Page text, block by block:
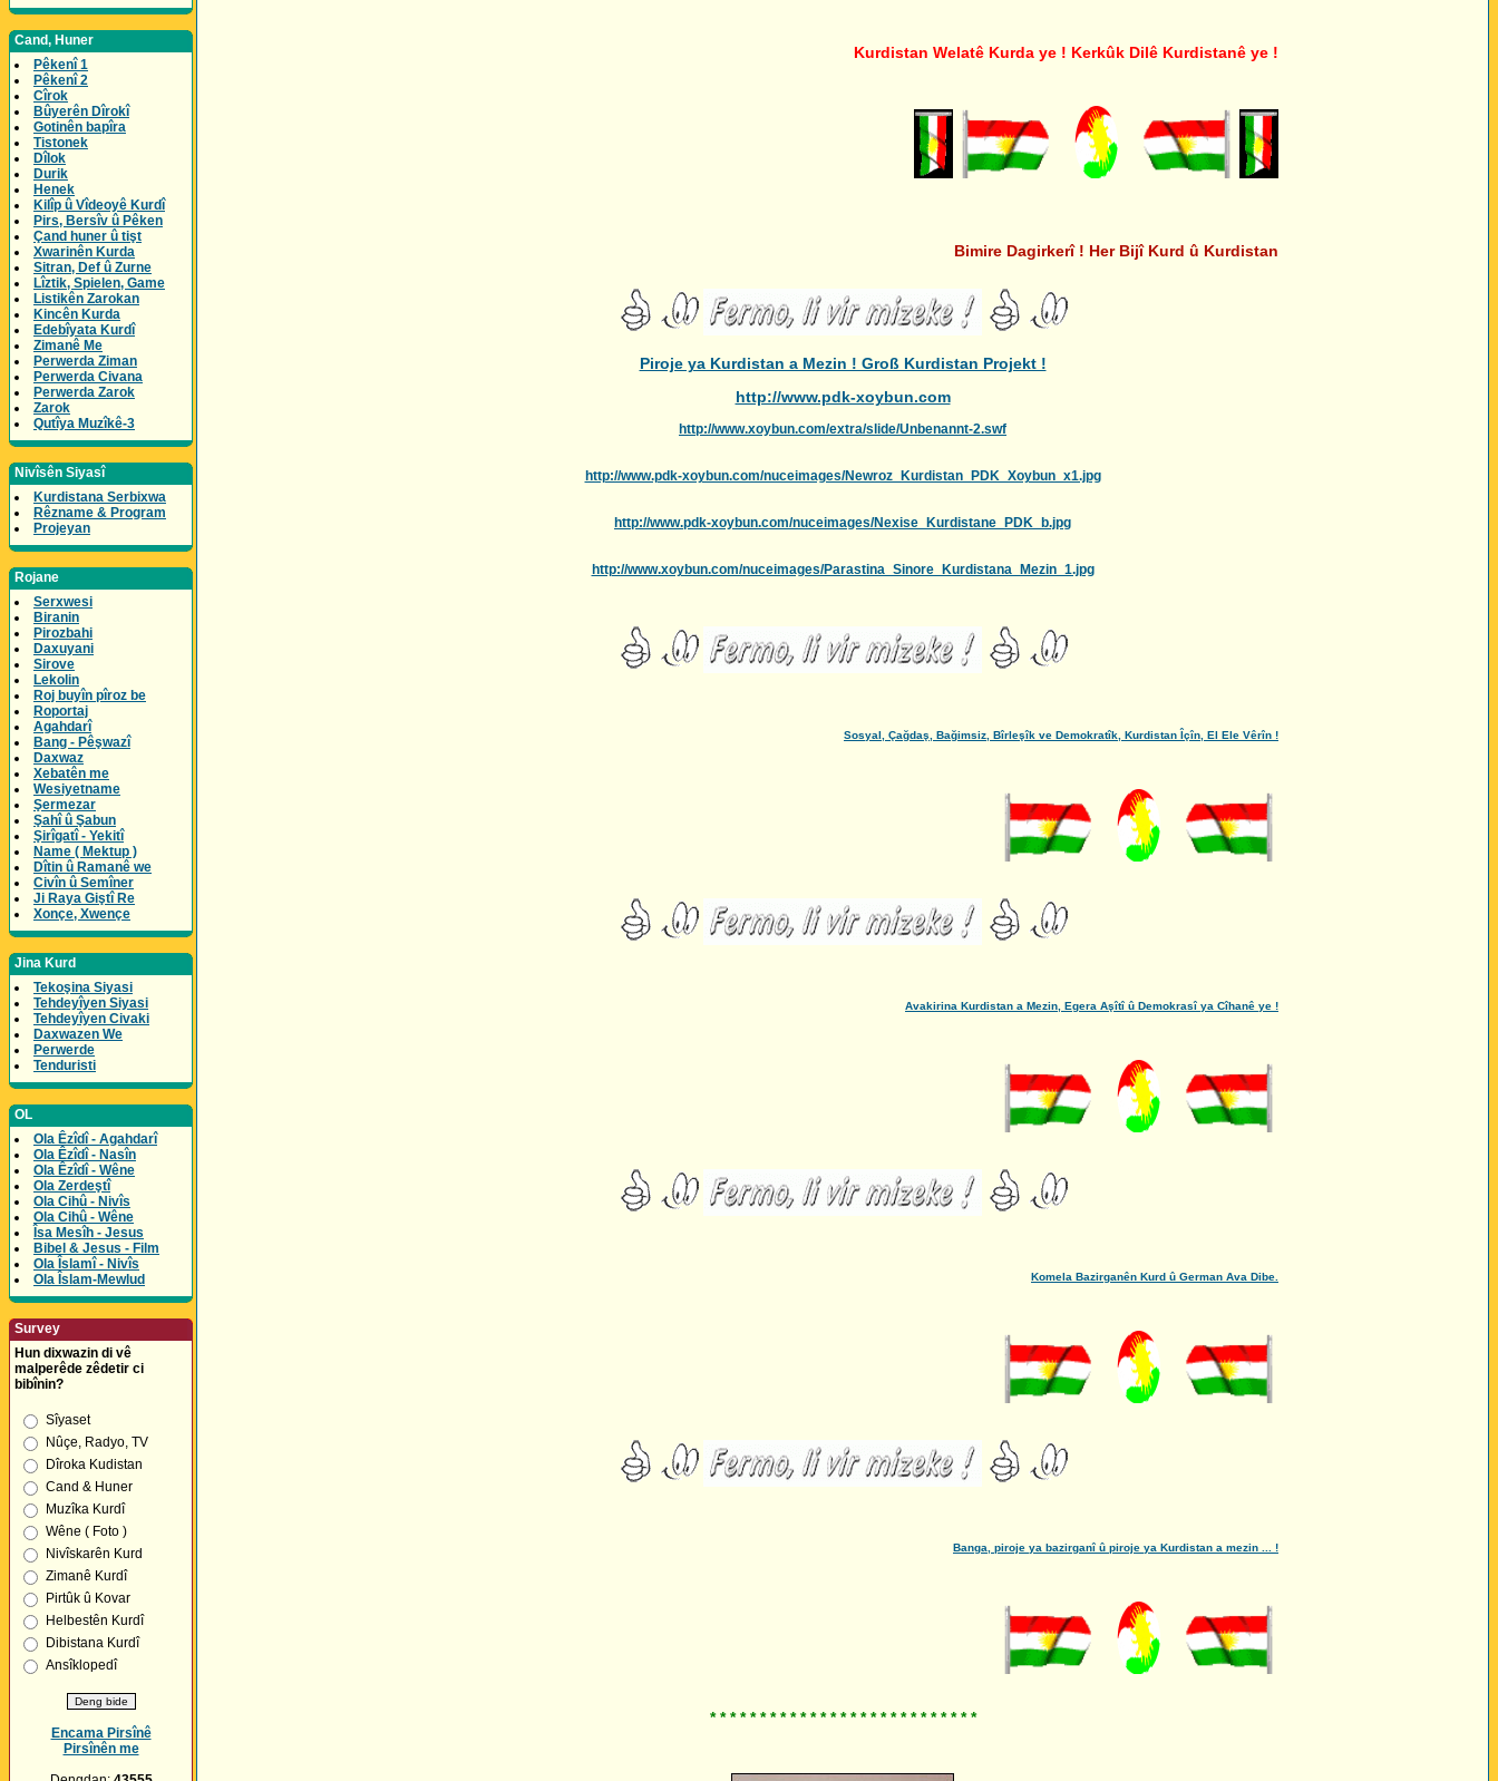
Cand, Huner
Pêkenî 1
Pêkenî 2
Cîrok
Bûyerên Dîrokî
Gotinên bapîra
Tistonek
Dîlok
Durik
Henek
Kilîp û Vîdeoyê Kurdî
Pirs, Bersîv û Pêken
Çand huner û tişt
Xwarinên Kurda
Sitran, Def û Zurne
Lîztik, Spielen, Game
Listikên Zarokan
Kincên Kurda
Edebîyata Kurdî
Zimanê Me
Perwerda Ziman
Perwerda Civana
Perwerda Zarok
Zarok
Qutîya Muzîkê-3
Nivîsên Siyasî
Kurdistana Serbixwa
Rêzname & Program
Projeyan
Rojane
Serxwesi
Biranin
Pirozbahi
Daxuyani
Sirove
Lekolin
Roj buyîn pîroz be
Roportaj
Agahdarî
Bang - Pêşwazî
Daxwaz
Xebatên me
Wesiyetname
Şermezar
Şahî û Şabun
Şirîgatî - Yekitî
Name ( Mektup )
Dîtin û Ramanê we
Civîn û Semîner
Ji Raya Giştî Re
Xonçe, Xwençe
Jina Kurd
Tekoşina Siyasi
Tehdeyîyen Siyasi
Tehdeyîyen Civaki
Daxwazen We
Perwerde
Tenduristi
OL
Ola Êzîdî - Agahdarî
Ola Êzîdî - Nasîn
Ola Êzîdî - Wêne
Ola Zerdeştî
Ola Cihû - Nivîs
Ola Cihû - Wêne
Îsa Mesîh - Jesus
Bibel & Jesus - Film
Ola Îslamî - Nivîs
Ola Îslam-Mewlud
Survey
Hun dixwazin di vê
malperêde zêdetir ci
bibînin?
Sîyaset
Nûçe, Radyo, TV
Dîroka Kudistan
Cand & Huner
Muzîka Kurdî
Wêne ( Foto )
Nivîskarên Kurd
Zimanê Kurdî
Pirtûk û Kovar
Helbestên Kurdî
Dibistana Kurdî
Ansîklopedî
Encama Pirsînê
Pirsînên me
Kurdistan Welatê Kurda ye ! Kerkûk Dilê Kurdistanê ye !
Bimire Dagirkerî ! Her Bijî Kurd û Kurdistan
Piroje ya Kurdistan a Mezin ! Groß Kurdistan Projekt !
http://www.pdk-xoybun.com
http://www.xoybun.com/extra/slide/Unbenannt-2.swf
http://www.pdk-xoybun.com/nuceimages/Newroz_Kurdistan_PDK_Xoybun_x1.jpg
http://www.pdk-xoybun.com/nuceimages/Nexise_Kurdistane_PDK_b.jpg
http://www.xoybun.com/nuceimages/Parastina_Sinore_Kurdistana_Mezin_1.jpg
Sosyal, Çağdaş, Bağimsiz, Bîrleşîk ve Demokratîk, Kurdistan Îçîn, El Ele Vêrîn !
Avakirina Kurdistan a Mezin, Egera Aşîtî û Demokrasî ya Cîhanê ye !
Komela Bazirganên Kurd û German Ava Dibe.
Banga, piroje ya bazirganî û piroje ya Kurdistan a mezin ... !
* * * * * * * * * * * * * * * * * * * * * * * * * * *